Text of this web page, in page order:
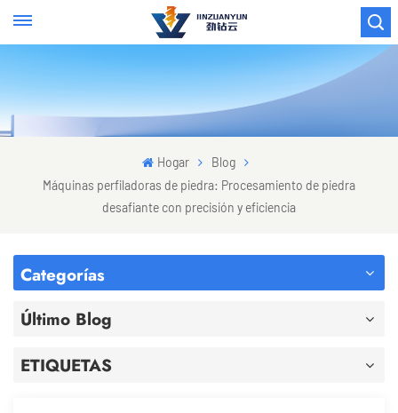
Hogar
Blog
Máquinas perfiladoras de piedra: Procesamiento de piedra
desafiante con precisión y eficiencia
Categorías
Último Blog
ETIQUETAS